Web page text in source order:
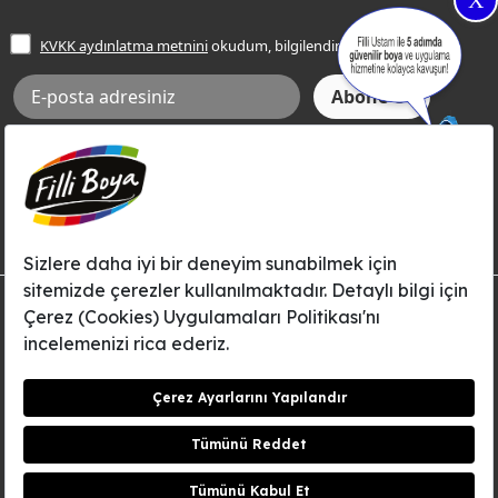
Frezya Rengi
Bilgi Toplumu Hizmetleri
İnternet Sitesi Kullanım Koşulları
KVKK Talep Formu
KVKK Aydınlatma Metni
KVKK aydınlatma metniniokudum, bilgilendim.
Aksi tarafımca bildirilene dek, Betek Boya ve Kimya Sanayi A.Ş.'nin
Filli Boya dahil tüm markaları ile ilgili kampanya, duyuru, hizmetler ve
tanıtım faaliyetleri vb. ile ilgili olarak e-posta yoluyla şahsıma
© Filli Boya 2026. Tüm Hakları Saklıdır.